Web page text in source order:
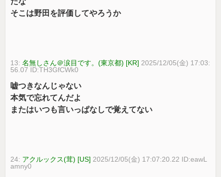
そこは野田を評価してやろうか
13:名無しさん＠涙目です。(東京都) [KR] 2025/12/05(金) 17:03:
56.07 ID:TH3GfCWk0
嘘つきなんじゃない
本気で忘れてんだよ
またはいつも言いっぱなしで覚えてない
24: アクルックス(茸) [US] 2025/12/05(金) 17:07:20.22 ID:eawL
amny0